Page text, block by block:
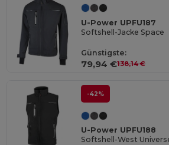
U-Power UPFU187
Softshell-Jacke Space
Günstigste:
79,94 €138,14 €
-42%
U-Power UPFU188
Softshell-West